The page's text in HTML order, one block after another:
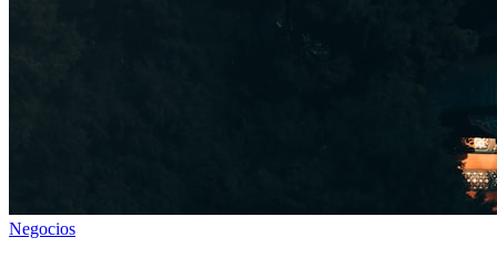
Negocios